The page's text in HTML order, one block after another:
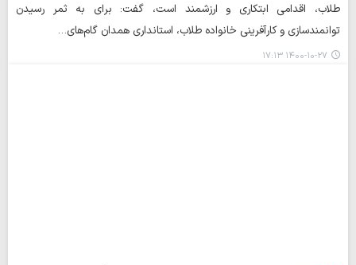
طلاب، اقدامی ابتکاری و ارزشمند است، گفت: برای به ثمر رسیدن
توانمندسازی و کارآفرینی خانواده طلاب، استانداری همدان گام‌های…
۱۴۰۰-۱۰-۲۷ ۱۷:۱۳